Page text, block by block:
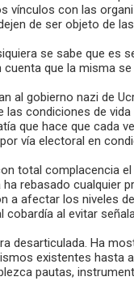
vínculos con las
de ser objeto de
se sabe que es
cuenta que la misma
al gobierno nazi de
condiciones de
que hace que cada
vía electoral en
total complacencia
rebasado cualquier
a afectar los niveles
al evitar
desarticulada. Ha
existentes hasta
pautas,